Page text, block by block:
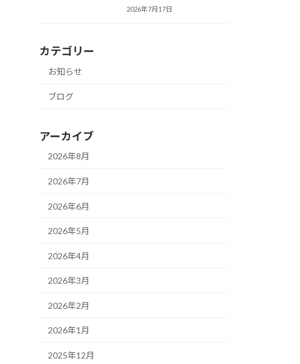
2026年7月17日
カテゴリー
お知らせ
ブログ
アーカイブ
2026年8月
2026年7月
2026年6月
2026年5月
2026年4月
2026年3月
2026年2月
2026年1月
2025年12月